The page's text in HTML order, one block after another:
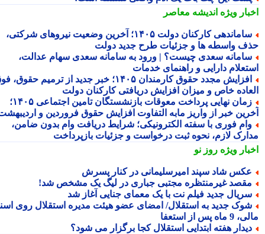
ویژهاندیشه معاصر
ساماندهی کارکنان دولت ۱۴۰۵؛ آخرین وضعیت نیروهای شرکتی،
واسطه ها و جزئیات طرح جدید دولت
سعدی چیست؟ | ورود به سامانه سعدی سهام عدالت،
دارایی و راهنمای خدمات
افزایش مجدد حقوق کارمندان ۱۴۰۵؛ خبر جدید از ترمیم حقوق، فوق
خاص و میزان افزایش دریافتی کارکنان دولت
زمان نهایی پرداخت معوقات بازنشستگان تامین اجتماعی ۱۴۰۵؛
خبر از واریز مابه التفاوت افزایش حقوق فروردین و اردیبهشت
فوری با سفته الکترونیکی؛ شرایط دریافت وام بدون ضامن،
لازم، نحوه ثبت درخواست و جزئیات بازپرداخت
ویژهروز نو
شاد سپند امیرسلیمانی در کنار پسرش
غیرمنتظره مجتبی جباری در لیگ یک مشخص شد!
جدید فیلم نت با یک معمای جنایی آغاز شد
جدید به استقلال/ امضای عضو هیئت مدیره استقلال روی اسناد
پس از استعفا
هفته ابتدایی استقلال کجا برگزار می شود؟